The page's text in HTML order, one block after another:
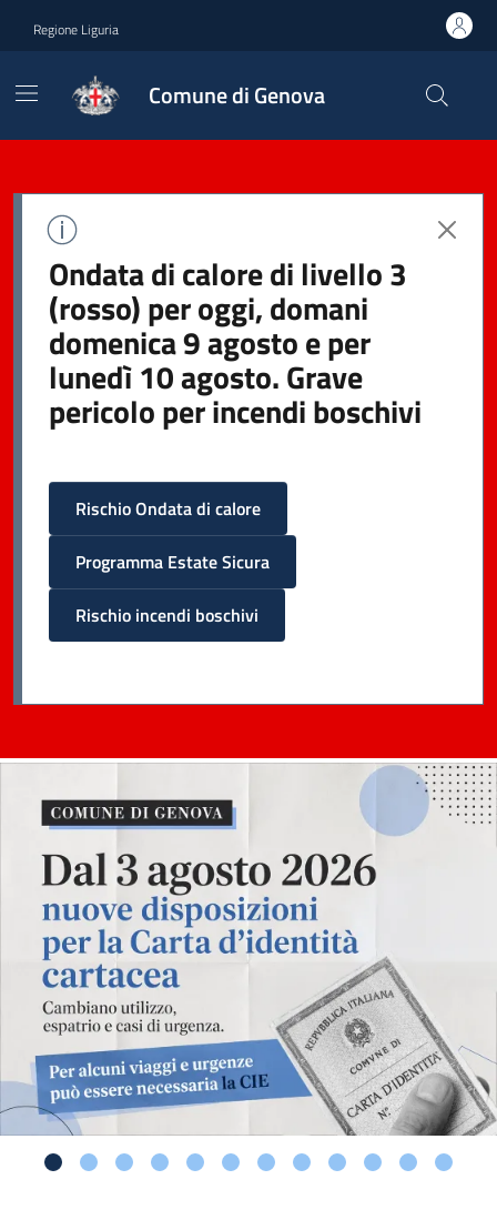
Regione Liguria
Comune di Genova
Ondata di calore di livello 3
(rosso) per oggi, domani
domenica 9 agosto e per
lunedì 10 agosto. Grave
pericolo per incendi boschivi
Rischio Ondata di calore
Programma Estate Sicura
Rischio incendi boschivi